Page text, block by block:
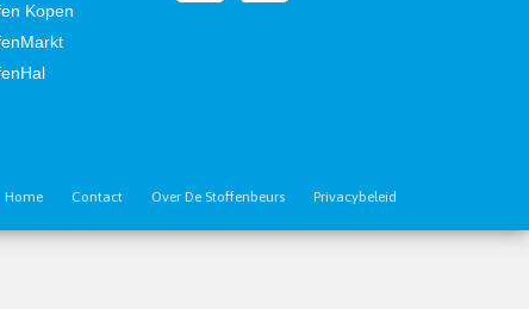
Kopen
Home Contact Over De Stoffenbeurs Privacybeleid